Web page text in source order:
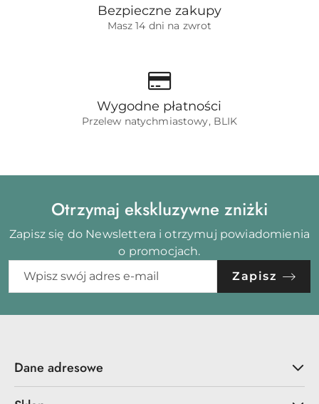
Bezpieczne zakupy
Masz 14 dni na zwrot
Wygodne płatności
Przelew natychmiastowy, BLIK
Otrzymaj ekskluzywne zniżki
Zapisz się do Newslettera i otrzymuj powiadomienia
o promocjach.
Zapisz
Dane adresowe